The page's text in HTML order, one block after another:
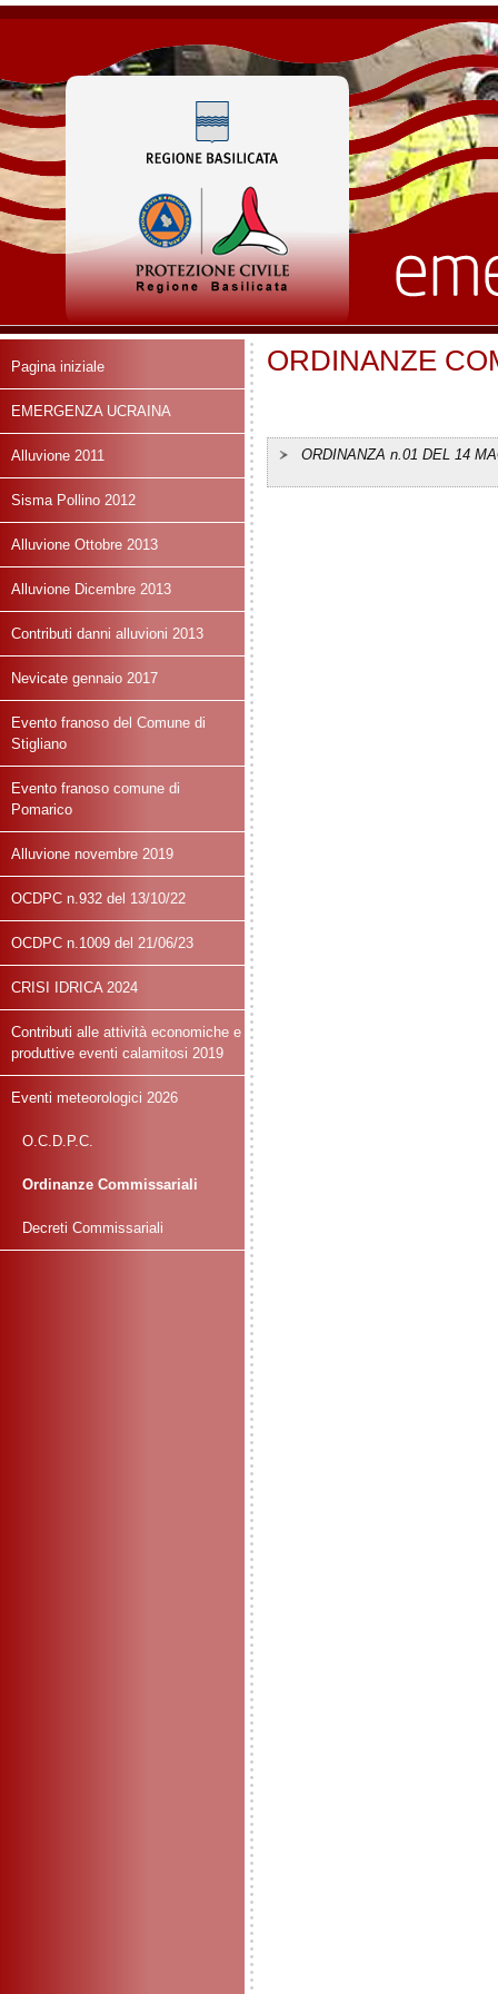
Pagina iniziale
EMERGENZA UCRAINA
Alluvione 2011
Sisma Pollino 2012
Alluvione Ottobre 2013
Alluvione Dicembre 2013
Contributi danni alluvioni 2013
Nevicate gennaio 2017
Evento franoso del Comune di
Stigliano
Evento franoso comune di
Pomarico
Alluvione novembre 2019
OCDPC n.932 del 13/10/22
OCDPC n.1009 del 21/06/23
CRISI IDRICA 2024
Contributi alle attività economiche e
produttive eventi calamitosi 2019
Eventi meteorologici 2026
O.C.D.P.C.
Ordinanze Commissariali
Decreti Commissariali
ORDINANZE
ORDINANZA n.01 DEL 14